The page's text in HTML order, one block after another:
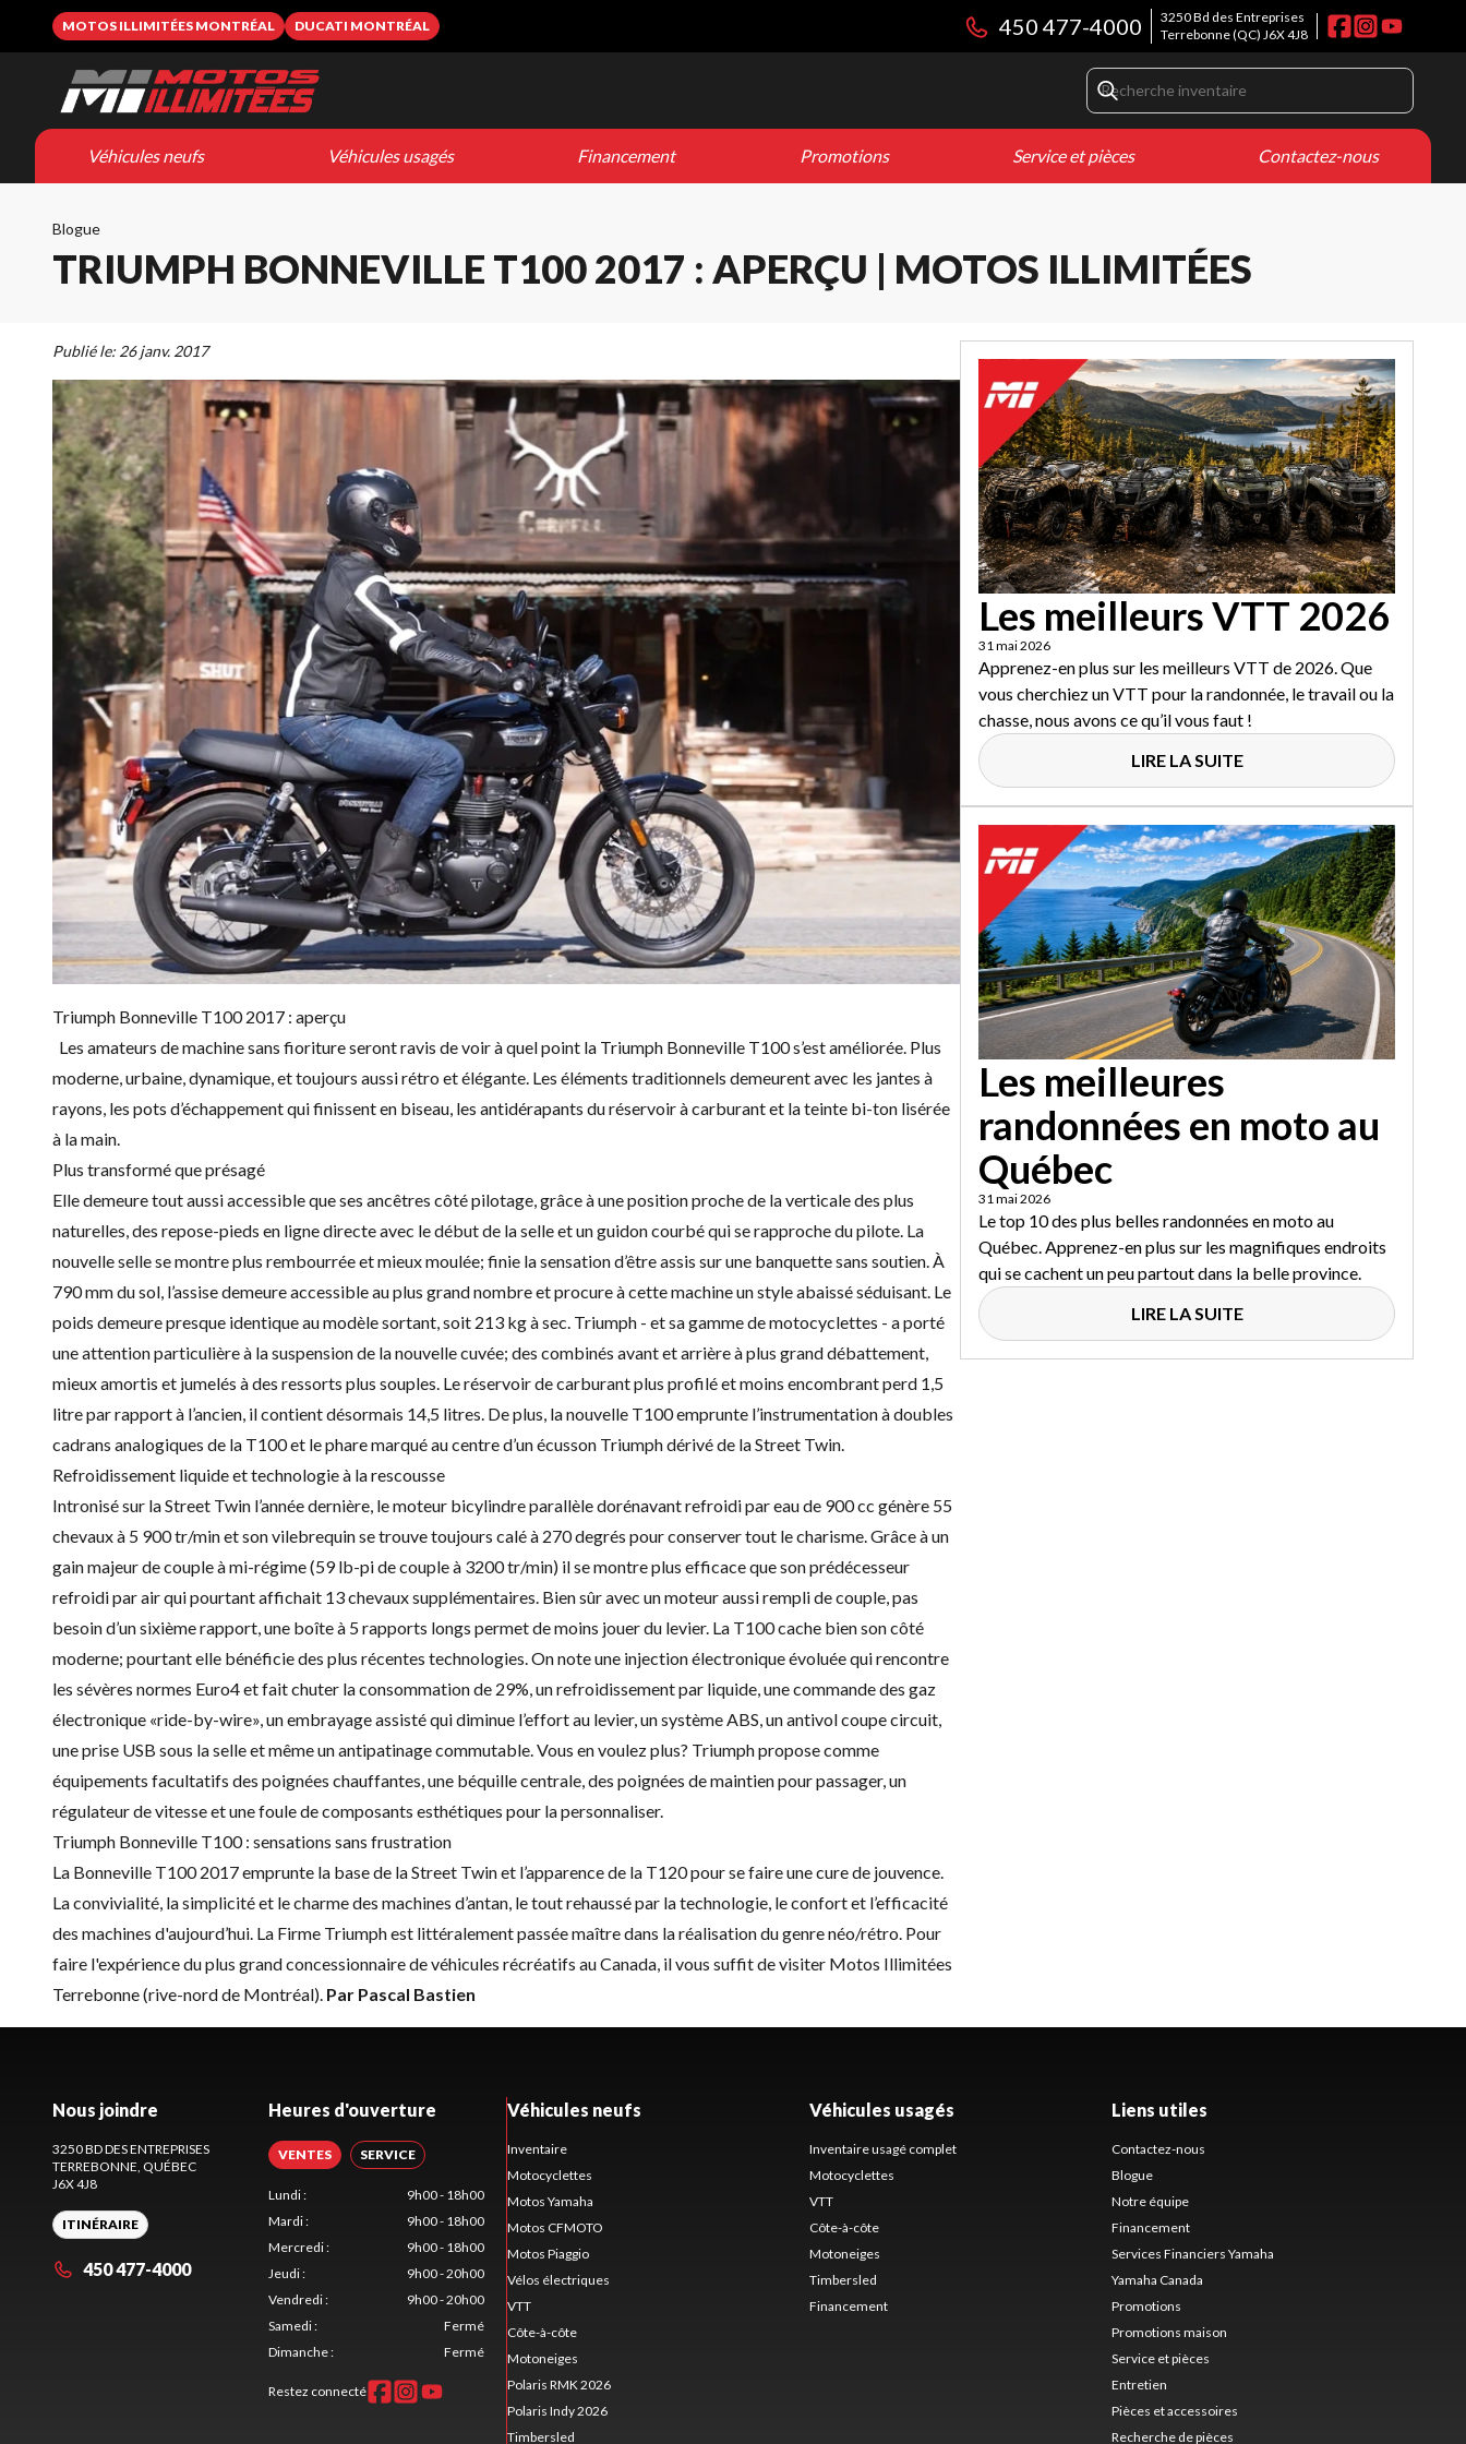
MOTOS ILLIMITÉES MONTRÉAL DUCATI MONTRÉAL
3250 Bd des Entreprises
Terrebonne(QC) J6X 4J8
450 477-4000
Véhicules neufs Véhicules usagés Financement Promotions Service et pièces Contactez-nous
Blogue
TRIUMPH BONNEVILLE T100 2017 : APERÇU | MOTOS ILLIMITÉES
Publié le: 26 janv. 2017
Triumph Bonneville T100 2017 : aperçu
Les amateurs de machine sans fioriture seront ravis de voir à quel point la Triumph Bonneville T100s’est améliorée. Plus
moderne, urbaine, dynamique, et toujours aussi rétro et élégante. Les éléments traditionnels demeurent avec les jantes à
rayons, les pots d’échappement qui finissent en biseau, les antidérapants du réservoir à carburant et la teinte bi-ton lisérée
à la main.
Plus transformé que présagé
Elle demeure tout aussi accessible que ses ancêtres côté pilotage, grâce à une position proche de la verticale des plus
naturelles, des repose-pieds en ligne directe avec le début de la selle et un guidon courbé qui se rapproche du pilote. La
nouvelle selle se montre plus rembourrée et mieux moulée; finie la sensation d’être assis sur une banquette sans soutien. À
790 mm du sol, l’assise demeure accessible au plus grand nombre et procure à cette machine un style abaissé séduisant. Le
poids demeure presque identique au modèle sortant, soit 213 kg à sec. Triumph - et sagamme de motocyclettes - a porté
une attention particulière à la suspension de la nouvelle cuvée; des combinés avant et arrière à plus grand débattement,
mieux amortis et jumelés à des ressorts plus souples. Le réservoir de carburant plus profilé et moins encombrant perd 1,5
litre par rapport à l’ancien, il contient désormais 14,5 litres. De plus, la nouvelle T100 emprunte l’instrumentation à doubles
cadrans analogiques de la T100 et le phare marqué au centre d’un écusson Triumph dérivé de la Street Twin.
Refroidissement liquide et technologie à la rescousse
Intronisé sur la Street Twin l’année dernière, le moteur bicylindre parallèle dorénavant refroidi par eau de 900 cc génère 55
chevaux à 5 900 tr/min et son vilebrequin se trouve toujours calé à 270 degrés pour conserver tout le charisme. Grâce à un
gain majeur de couple à mi-régime (59 lb-pi de couple à 3200 tr/min) il se montre plus efficace que son prédécesseur
refroidi par air qui pourtant affichait 13 chevaux supplémentaires. Bien sûr avec un moteur aussi rempli de couple, pas
besoin d’un sixième rapport, une boîte à 5 rapports longs permet de moins jouer du levier. La T100 cache bien son côté
moderne; pourtant elle bénéficie des plus récentes technologies. On note une injection électronique évoluée qui rencontre
les sévères normes Euro4 et fait chuter la consommation de 29%, un refroidissement par liquide, une commande des gaz
électronique «ride-by-wire», un embrayage assisté qui diminue l’effort au levier, un système ABS, un antivol coupe circuit,
une prise USB sous la selle et même un antipatinage commutable. Vous en voulez plus? Triumph propose comme
équipements facultatifs des poignées chauffantes, une béquille centrale, des poignées de maintien pour passager, un
régulateur de vitesse et une foule de composants esthétiques pour la personnaliser.
Triumph Bonneville T100 : sensations sans frustration
La Bonneville T100 2017 emprunte la base de la Street Twin et l’apparence de la T120 pour se faire une cure de jouvence.
La convivialité, la simplicité et le charme des machines d’antan, le tout rehaussé par la technologie, le confort et l’efficacité
des machines d'aujourd’hui. La Firme Triumph est littéralement passée maître dans la réalisation du genre néo/rétro. Pour
faire l'expérience du plus grand concessionnaire de véhicules récréatifs au Canada, il vous suffit de visiter Motos Illimitées
Terrebonne(rive-nord de Montréal). Par Pascal Bastien
Les meilleurs VTT 2026
31 mai 2026
Apprenez-en plus sur les meilleurs VTT de 2026. Que
vous cherchiez un VTT pour la randonnée, le travail ou la
chasse, nous avons ce qu’il vous faut !
LIRE LA SUITE
Les meilleures
randonnées en moto au
Québec
31 mai 2026
Le top 10 des plus belles randonnées en moto au
Québec. Apprenez-en plus sur les magnifiques endroits
qui se cachent un peu partout dans la belle province.
LIRE LA SUITE
Nous joindre
3250 BD DES ENTREPRISES
TERREBONNE, QUÉBEC
J6X 4J8
ITINÉRAIRE
450 477-4000
Heures d'ouverture
VENTES SERVICE
Lundi:
9h00 - 18h00
Mardi:
9h00 - 18h00
Mercredi:
9h00 - 18h00
Jeudi:
9h00 - 20h00
Vendredi:
9h00 - 20h00
Samedi:
Fermé
Dimanche: Fermé
Restez connecté
Véhicules neufs
Inventaire
Motocyclettes
Motos Yamaha
Motos CFMOTO
Motos Piaggio
Vélos électriques
VTT
Côte-à-côte
Motoneiges
Polaris RMK 2026
Polaris Indy 2026
Timbersled
Véhicules usagés
Inventaire usagé complet
Motocyclettes
VTT
Côte-à-côte
Motoneiges
Timbersled
Financement
Liens utiles
Contactez-nous
Blogue
Notre équipe
Financement
Services Financiers Yamaha
Yamaha Canada
Promotions
Promotions maison
Service et pièces
Entretien
Pièces et accessoires
Recherche de pièces